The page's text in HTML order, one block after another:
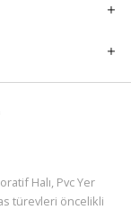
Halı, Pvc Yer
türevleri öncelikli